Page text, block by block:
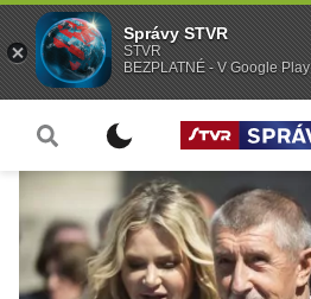
Správy STVR
STVR
BEZPLATNÉ - V Google Play